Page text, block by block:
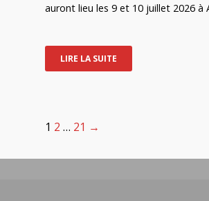
auront lieu les 9 et 10 juillet 2026 à
LIRE LA SUITE
1 2 … 21 →